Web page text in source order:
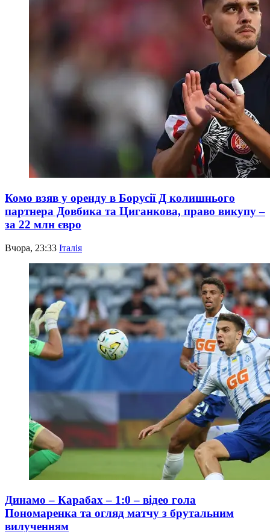
Комо взяв у оренду в Борусії Д колишнього
партнера Довбика та Циганкова, право викупу –
за 22 млн євро
Вчора, 23:33 Італія
Динамо – Карабах – 1:0 – відео гола
Пономаренка та огляд матчу з брутальним
вилученням